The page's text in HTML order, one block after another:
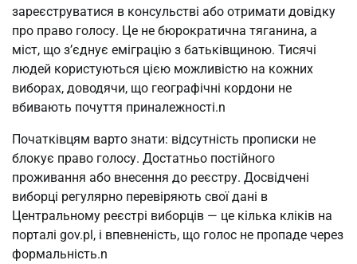
зареєструватися в консульстві або отримати довідку
про право голосу. Це не бюрократична тяганина, а
міст, що з’єднує еміграцію з батьківщиною. Тисячі
людей користуються цією можливістю на кожних
виборах, доводячи, що географічні кордони не
вбивають почуття приналежності.n
Початківцям варто знати: відсутність прописки не
блокує право голосу. Достатньо постійного
проживання або внесення до реєстру. Досвідчені
виборці регулярно перевіряють свої дані в
Центральному реєстрі виборців — це кілька кліків на
порталі gov.pl, і впевненість, що голос не пропаде через
формальність.n